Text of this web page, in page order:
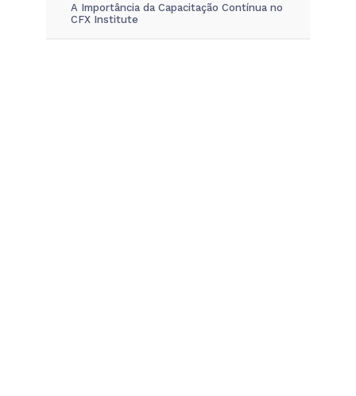
A Importância da Capacitação Contínua no
CFX Institute